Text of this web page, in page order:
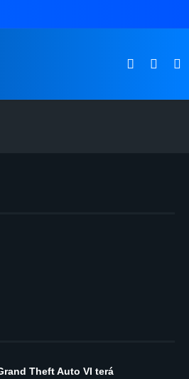
Theft Auto VI terá